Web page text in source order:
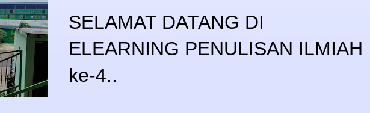
SELAMAT DATANG DI
ELEARNING PENULISAN ILMIAH
ke-4..